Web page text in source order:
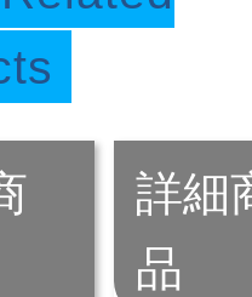
詳細
品